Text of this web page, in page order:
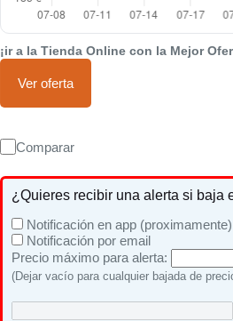
¡ir a la Tienda Online con la Mejor
Ver oferta
Comparar
¿Quieres recibir una alerta si baja
Notificación en app (proximamente)
Notificación por email
Precio máximo para alerta:
(Dejar vacío para cualquier bajada de